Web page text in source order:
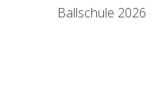
Ballschule 2026